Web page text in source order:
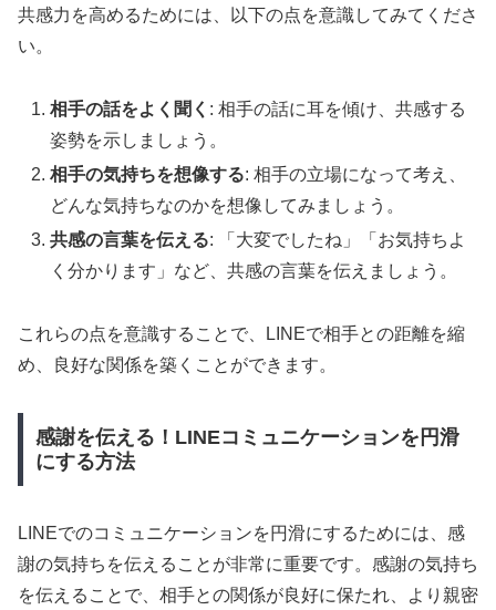
共感力を高めるためには、以下の点を意識してみてくださ
い。
相手の話をよく聞く : 相手の話に耳を傾け、共感する
姿勢を示しましょう。
相手の気持ちを想像する: 相手の立場になって考え、
どんな気持ちなのかを想像してみましょう。
共感の言葉を伝える: 「大変でしたね」「お気持ちよ
く分かります」など、共感の言葉を伝えましょう。
これらの点を意識することで、LINEで相手との距離を縮
め、良好な関係を築くことができます。
感謝を伝える！LINEコミュニケーションを円滑
にする方法
LINEでのコミュニケーションを円滑にするためには、感
謝の気持ちを伝えることが非常に重要です。感謝の気持ち
を伝えることで、相手との関係が良好に保たれ、より親密